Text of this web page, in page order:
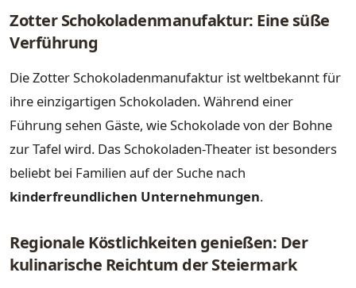
Zotter Schokoladenmanufaktur: Eine süße
Verführung
Die Zotter Schokoladenmanufaktur ist weltbekannt für
ihre einzigartigen Schokoladen. Während einer
Führung sehen Gäste, wie Schokolade von der Bohne
zur Tafel wird. Das Schokoladen-Theater ist besonders
beliebt bei Familien auf der Suche nach
kinderfreundlichen Unternehmungen.
Regionale Köstlichkeiten genießen: Der
kulinarische Reichtum der Steiermark